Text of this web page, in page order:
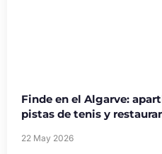
Finde en el Algarve:
pistas de tenis y
22 May 2026